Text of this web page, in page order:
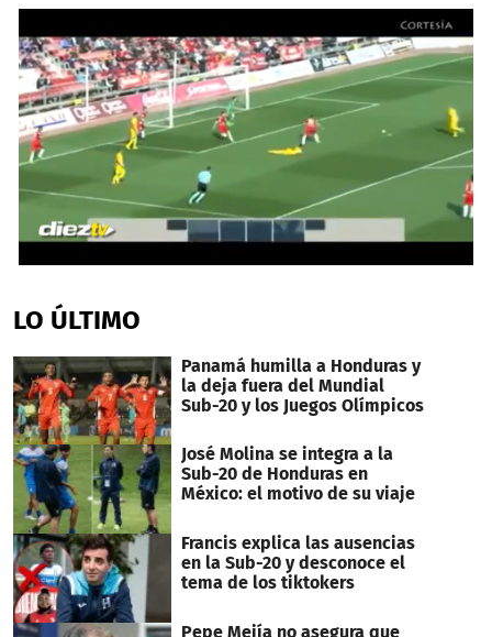
of
45
LO ÚLTIMO
Panamá humilla a Honduras y
la deja fuera del Mundial
Sub-20 y los Juegos Olímpicos
José Molina se integra a la
Sub-20 de Honduras en
México: el motivo de su viaje
Francis explica las ausencias
en la Sub-20 y desconoce el
tema de los tiktokers
Pepe Mejía no asegura que